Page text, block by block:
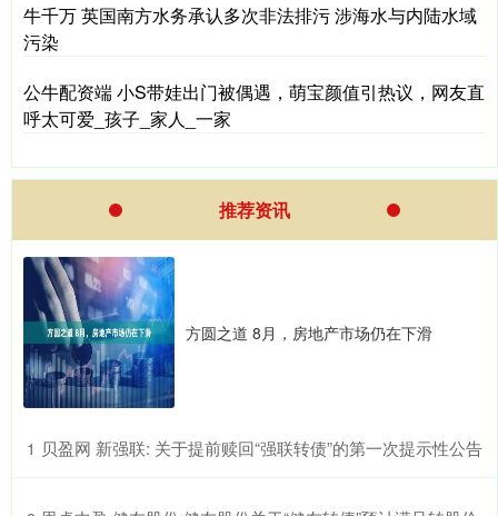
牛千万 英国南方水务承认多次非法排污 涉海水与内陆水域
污染
公牛配资端 小S带娃出门被偶遇，萌宝颜值引热议，网友直
呼太可爱_孩子_家人_一家
推荐资讯
方圆之道 8月，房地产市场仍在下滑
1 ​贝盈网 新强联: 关于提前赎回“强联转债”的第一次提示性公告